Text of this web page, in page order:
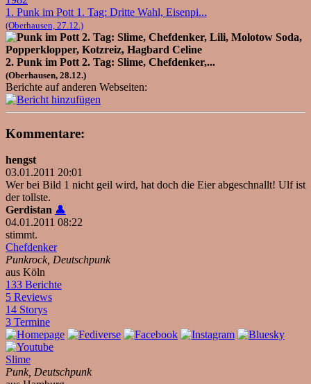
1. Punk im Pott 1. Tag: Dritte Wahl, Eisenpi...
(Oberhausen, 27.12.)
2. Punk im Pott 2. Tag: Slime, Chefdenker,...
(Oberhausen, 28.12.)
Berichte auf anderen Webseiten:
Kommentare:
hengst
03.01.2011 20:01
Wer bei Bild 1 nicht geil wird, hat doch die Eier abgeschnallt! Ulf ist
der tollste.
Gerdistan 👤
04.01.2011 08:22
stimmt.
Chefdenker
Punkrock, Deutschpunk
aus Köln
133 Berichte
5 Reviews
14 Storys
3 Termine
Slime
Punk, Deutschpunk